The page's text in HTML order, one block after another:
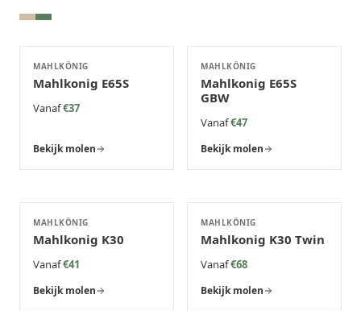
MAHLKÖNIG
Mahlkonig E65S
Vanaf€37
Bekijk molen
MAHLKÖNIG
Mahlkonig E65S
GBW
Vanaf€47
Bekijk molen
MAHLKÖNIG
Mahlkonig K30
Vanaf€41
Bekijk molen
MAHLKÖNIG
Mahlkonig K30 Twin
Vanaf€68
Bekijk molen